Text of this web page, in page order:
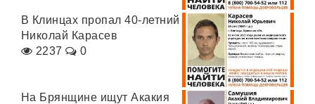
В Клинцах пропал 40-летний
Николай Карасев
2237
0
На Брянщине ищут Акакия